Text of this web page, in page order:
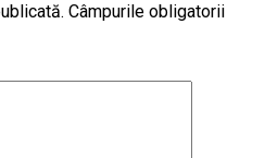
Câmpurile obligatorii